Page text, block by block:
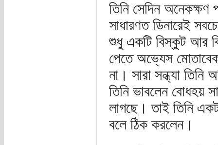
তিনি সেদিন অনেকক্ষণ
সাধারণত ডিনারেই
শুধু একটি বিস্কুট আর
পেতে অভ্যেস
না। সারা সন্ধ্যা
তিনি ভাবলেন বোধহয়
লাগছে। তাই তিনি
বলে ঠিক করলেন।